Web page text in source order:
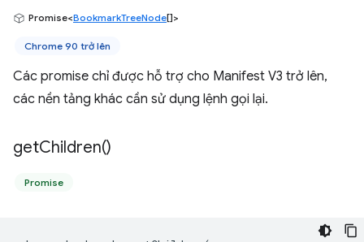
Promise<BookmarkTreeNode[]>
Chrome 90 trở lên
Các promise chỉ được hỗ trợ cho Manifest V3 trở lên,
các nền tảng khác cần sử dụng lệnh gọi lại.
getChildren()
Promise